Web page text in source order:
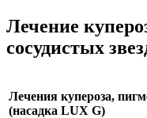
Лечение
сосудистых
Лечения купероза,
(насадка LUX G)